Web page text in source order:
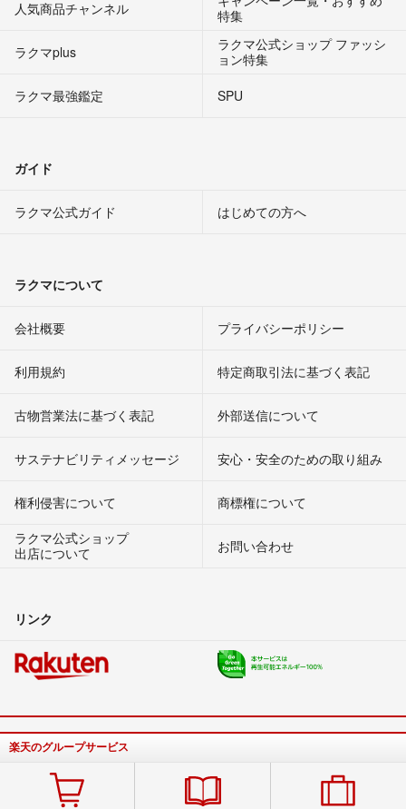
人気商品チャンネル
特集
ラクマplus
ラクマ公式ショップ ファッシ
ョン特集
ラクマ最強鑑定
SPU
ガイド
ラクマ公式ガイド はじめての方へ
ラクマについて
会社概要 プライバシーポリシー
利用規約 特定商取引法に基づく表記
古物営業法に基づく表記 外部送信について
サステナビリティメッセージ 安心・安全のための取り組み
権利侵害について
商標権について
ラクマ公式ショップ
出店について
お問い合わせ
リンク
楽天のグループサービス